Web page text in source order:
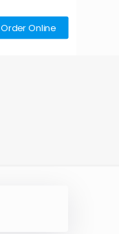
Order Online